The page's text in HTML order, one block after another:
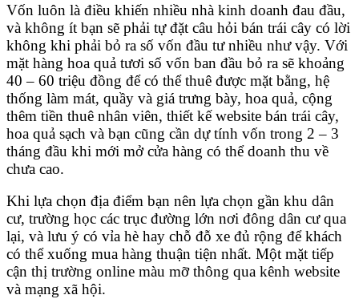
Vốn luôn là điều khiến nhiều nhà kinh doanh đau đầu,
và không ít bạn sẽ phải tự đặt câu hỏi bán trái cây có lời
không khi phải bỏ ra số vốn đầu tư nhiều như vậy. Với
mặt hàng hoa quả tươi số vốn ban đầu bỏ ra sẽ khoảng
40 – 60 triệu đồng để có thể thuê được mặt bằng, hệ
thống làm mát, quầy và giá trưng bày, hoa quả, cộng
thêm tiền thuê nhân viên, thiết kế website bán trái cây,
hoa quả sạch và bạn cũng cần dự tính vốn trong 2 – 3
tháng đầu khi mới mở cửa hàng có thể doanh thu về
chưa cao.
Khi lựa chọn địa điểm bạn nên lựa chọn gần khu dân
cư, trường học các trục đường lớn nơi đông dân cư qua
lại, và lưu ý có vỉa hè hay chỗ đỗ xe đủ rộng để khách
có thể xuống mua hàng thuận tiện nhất. Một mặt tiếp
cận thị trường online màu mỡ thông qua kênh website
và mạng xã hội.